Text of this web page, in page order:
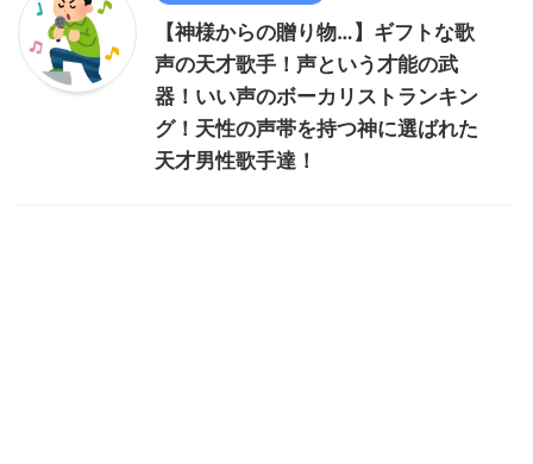
【神様からの贈り物…】ギフトな歌
声の天才歌手！声という才能の武
器！いい声のボーカリストランキン
グ！天性の声帯を持つ神に選ばれた
天才男性歌手達！